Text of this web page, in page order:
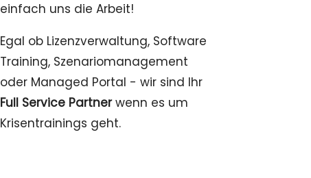
einfach uns die Arbeit!
Egal ob Lizenzverwaltung, Software
Training, Szenariomanagement
oder Managed Portal - wir sind Ihr
Full Service Partnerwenn es um
Krisentrainings geht.